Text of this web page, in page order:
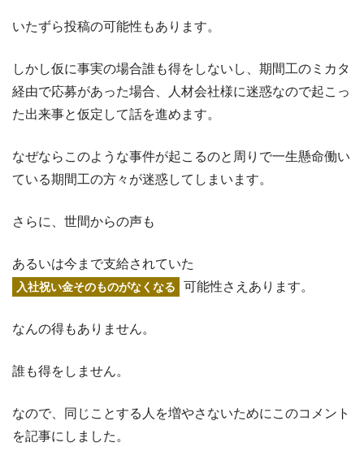
いたずら投稿の可能性もあります。
しかし仮に事実の場合誰も得をしないし、期間工のミカタ
経由で応募があった場合、人材会社様に迷惑なので起こっ
た出来事と仮定して話を進めます。
なぜならこのような事件が起こるのと周りで一生懸命働い
ている期間工の方々が迷惑してしまいます。
さらに、世間からの声も
あるいは今まで支給されていた
入社祝い金そのものがなくなる 可能性さえあります。
なんの得もありません。
誰も得をしません。
なので、同じことする人を増やさないためにこのコメント
を記事にしました。